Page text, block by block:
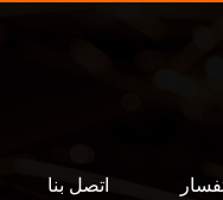
اتصل بنا